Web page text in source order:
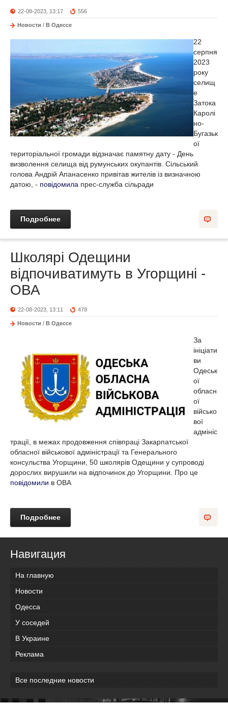
22-08-2023, 13:17 556
Новости / В Одессе
22
серпня
2023
року
селищ
е
Затока
Каролі
но-
Бугазьк
ої
територіальної громади відзначає памятну дату - День
визволення селища від румунських окупантів. Сільський
голова Андрій Апанасенко привітав жителів із визначною
датою, - повідомила прес-служба сільради
Подробнее
Школярі Одещини
відпочиватимуть в Угорщині -
ОВА
22-08-2023, 13:11 478
Новости / В Одессе
За
ініціати
ви
Одеськ
ої
обласн
ої
військо
вої
адмініс
трації, в межах продовження співпраці Закарпатської
обласної військової адміністрації та Генерального
консульства Угорщини, 50 школярів Одещини у супроводі
дорослих вирушили на відпочинок до Угорщини. Про це
повідомили в ОВА
Подробнее
Навигация
На главную
Новости
Одесса
У соседей
В Украине
Реклама
Все последние новости